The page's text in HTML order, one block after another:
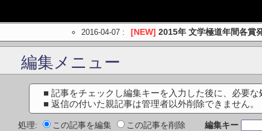
2016-04-07 : [NEW] 2015年 文学極道年間各賞
編集メニュー
■ 記事をチェックし編集キーを入力した後に、必要な
■ 返信の付いた親記事は管理者以外削除できません。
処理: この記事を編集 この記事を削除 編集キー